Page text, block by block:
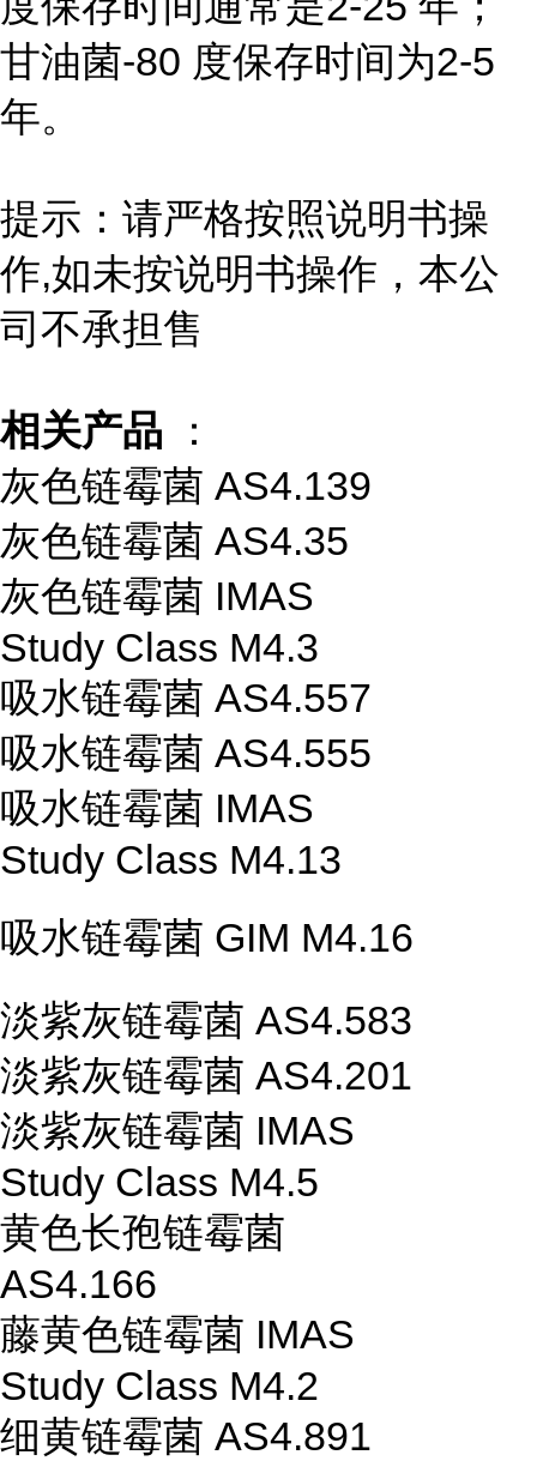
甘油菌-80 度保存时间为2-5
年。
提示：请严格按照说明书操
作,如未按说明书操作，本公
司不承担售
相关产品 ：
灰色链霉菌 AS4.139
灰色链霉菌 AS4.35
灰色链霉菌 IMAS
Study Class M4.3
吸水链霉菌 AS4.557
吸水链霉菌 AS4.555
吸水链霉菌 IMAS
Study Class M4.13
吸水链霉菌 GIM M4.16
淡紫灰链霉菌 AS4.583
淡紫灰链霉菌 AS4.201
淡紫灰链霉菌 IMAS
Study Class M4.5
黄色长孢链霉菌
AS4.166
藤黄色链霉菌 IMAS
Study Class M4.2
细黄链霉菌 AS4.891